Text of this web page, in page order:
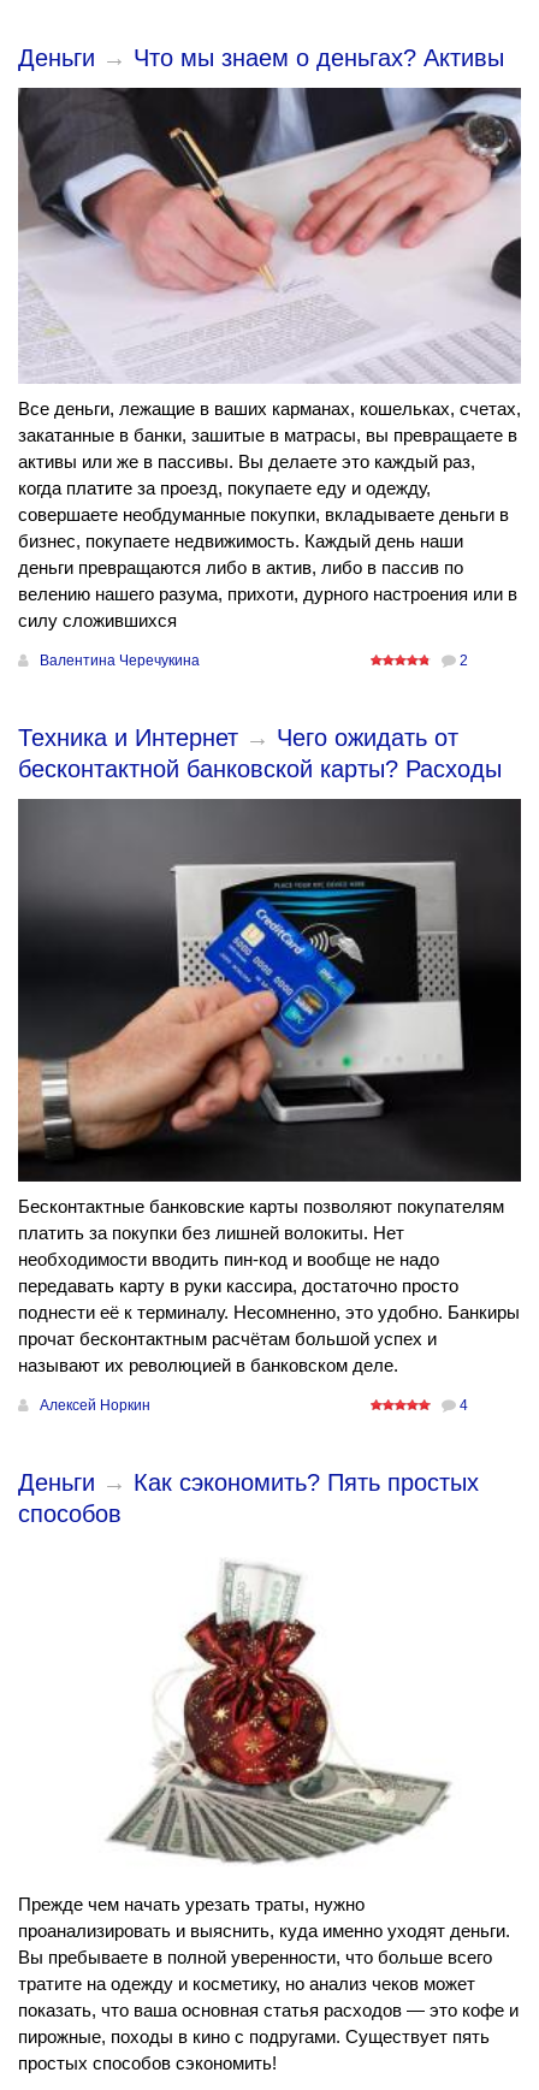
Деньги → Что мы знаем о деньгах? Активы
Все деньги, лежащие в ваших карманах, кошельках, счетах,
закатанные в банки, зашитые в матрасы, вы превращаете в
активы или же в пассивы. Вы делаете это каждый раз,
когда платите за проезд, покупаете еду и одежду,
совершаете необдуманные покупки, вкладываете деньги в
бизнес, покупаете недвижимость. Каждый день наши
деньги превращаются либо в актив, либо в пассив по
велению нашего разума, прихоти, дурного настроения или в
силу сложившихся
Валентина Черечукина 2
Техника и Интернет → Чего ожидать от
бесконтактной банковской карты? Расходы
Бесконтактные банковские карты позволяют покупателям
платить за покупки без лишней волокиты. Нет
необходимости вводить пин-код и вообще не надо
передавать карту в руки кассира, достаточно просто
поднести её к терминалу. Несомненно, это удобно. Банкиры
прочат бесконтактным расчётам большой успех и
называют их революцией в банковском деле.
Алексей Норкин 4
Деньги → Как сэкономить? Пять простых
способов
Прежде чем начать урезать траты, нужно
проанализировать и выяснить, куда именно уходят деньги.
Вы пребываете в полной уверенности, что больше всего
тратите на одежду и косметику, но анализ чеков может
показать, что ваша основная статья расходов — это кофе и
пирожные, походы в кино с подругами. Существует пять
простых способов сэкономить!